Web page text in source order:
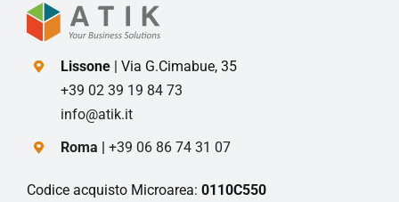
Lissone | Via G.Cimabue, 35
+39 02 39 19 84 73
info@atik.it
Roma |
+39 06 86 74 31 07
Codice acquisto Microarea: 0110C550